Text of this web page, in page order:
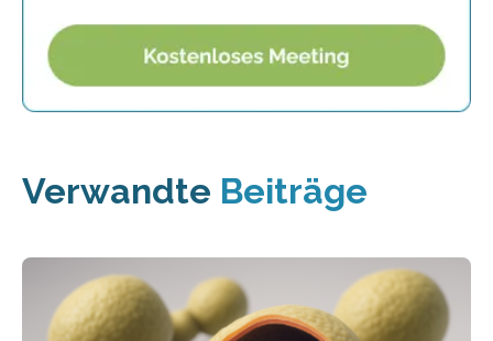
Verwandte Beiträge